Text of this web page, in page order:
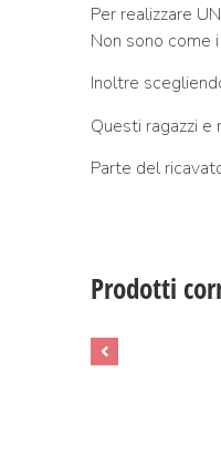
Per realizzare
Non sono come
Inoltre
Questi ragazzi
Parte del
Prodotti